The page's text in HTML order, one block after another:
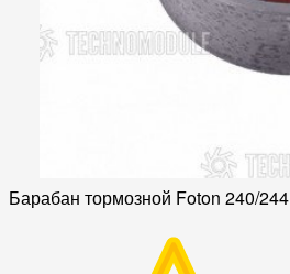
Барабан тормозной Foton 240/244